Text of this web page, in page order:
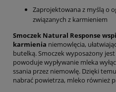
Zaprojektowana z myślą o
związanych z karmieniem
Smoczek Natural Response
karmienia niemowlęcia,
butelką. Smoczek wyposażony
powoduje wypływanie mleka
ssania przez niemowlę. Dzięki
nabrać powietrza, mleko również